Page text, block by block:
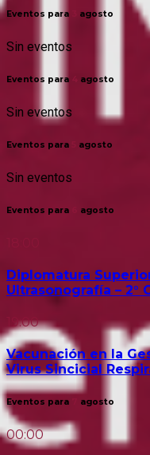
Eventos para agosto
Sin eventos
Eventos para agosto
Sin eventos
Eventos para agosto
Sin eventos
Eventos para agosto
Diplomatura
Ultrasonografía – 2°
19:00
Vacunación en la
Virus Sincicial
Eventos para agosto
00:00